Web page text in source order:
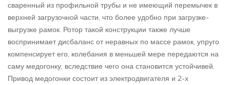
сваренный из профильной трубы и не имеющий перемычек в
верхней загрузочной части, что более удобно при загрузке-
выгрузке рамок. Ротор такой конструкции также лучше
воспринимает дисбаланс от неравных по массе рамок, упруго
компенсирует его, колебания в меньшей мере передаются на
саму медогонку, вследствие чего она становится устойчивей.
Привод медогонки состоит из электродвигателя и 2-х